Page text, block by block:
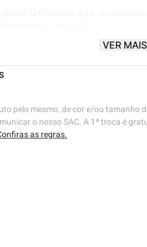
VER MAIS
pelo mesmo, de cor e/ou tamanho
o nosso SAC. A 1ª troca é
as regras.